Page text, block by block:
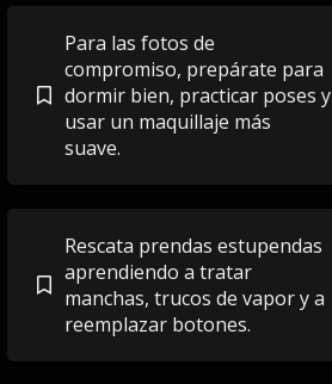
Para las fotos de
compromiso, prepárate para
dormir bien, practicar poses y
usar un maquillaje más
suave.
Rescata prendas estupendas
aprendiendo a tratar
manchas, trucos de vapor y a
reemplazar botones.